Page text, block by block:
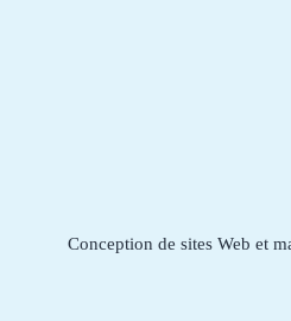
Conception de sites Web et